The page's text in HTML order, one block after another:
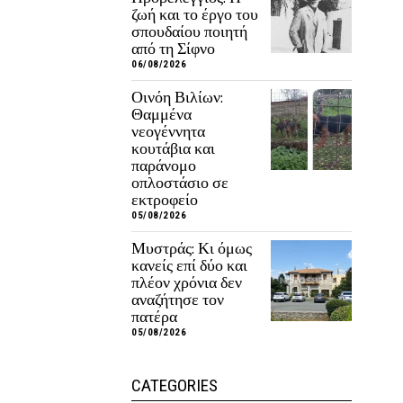
ζωή και το έργο του
σπουδαίου ποιητή
από τη Σίφνο
06/08/2026
Οινόη Βιλίων:
Θαμμένα
νεογέννητα
κουτάβια και
παράνομο
οπλοστάσιο σε
εκτροφείο
05/08/2026
Μυστράς: Κι όμως
κανείς επί δύο και
πλέον χρόνια δεν
αναζήτησε τον
πατέρα
05/08/2026
CATEGORIES